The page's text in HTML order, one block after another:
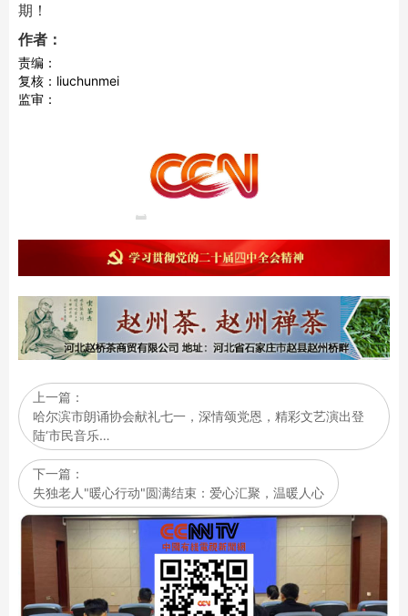
期！
作者：
责编：
复核：liuchunmei
监审：
上一篇：
哈尔滨市朗诵协会献礼七一，深情颂党恩，精彩文艺演出登
陆‘市民音乐…
下一篇：
失独老人"暖心行动"圆满结束：爱心汇聚，温暖人心